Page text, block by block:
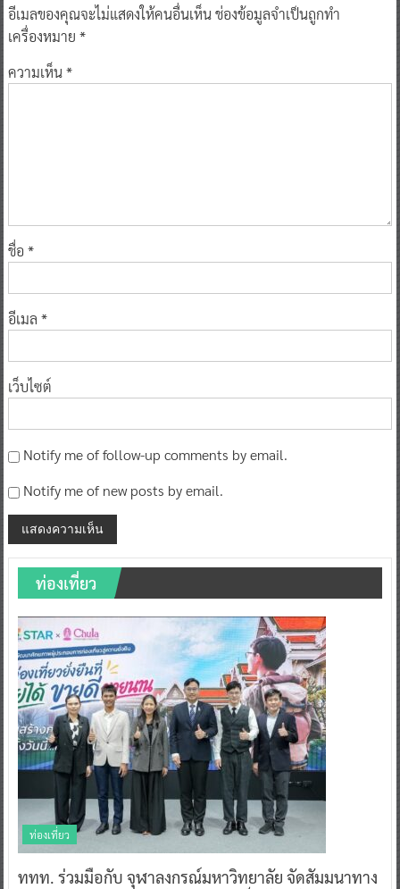
อีเมลของคุณจะไม่แสดงให้คนอื่นเห็นช่องข้อมูลจำเป็นถูกทำ
เครื่องหมาย *
ความเห็น*
ชื่อ *
อีเมล *
เว็บไซต์
Notify me of follow-up comments by email.
Notify me of new posts by email.
ท่องเที่ยว
ท่องเที่ยว
ททท. ร่วมมือกับ จุฬาลงกรณ์มหาวิทยาลัย จัดสัมมนาทาง